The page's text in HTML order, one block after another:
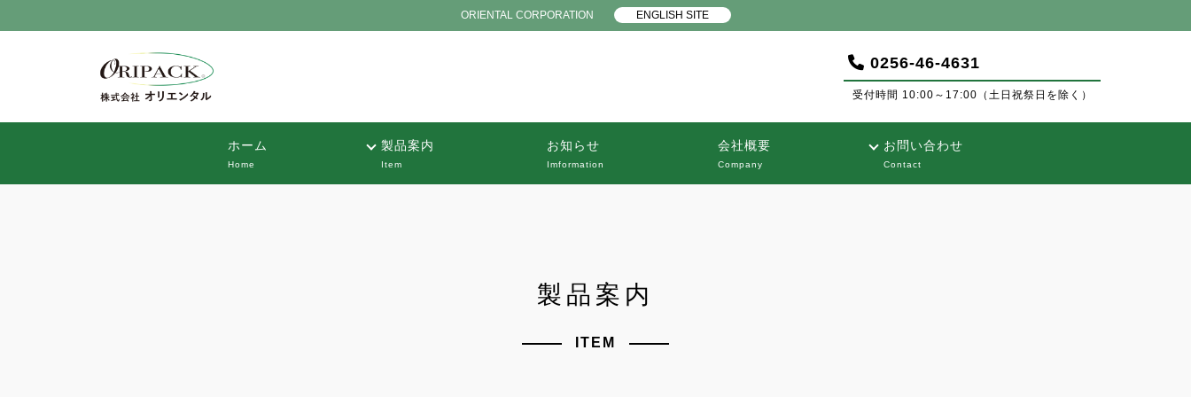
ORIENTAL CORPORATION ENGLISH SITE
0256-46-4631
受付時間 10:00～17:00（土日祝祭日を除く）
ホーム
Home
製品案内
Item
お知らせ
Imformation
会社概要
Company
お問い合わせ
Contact
製品案内
ITEM